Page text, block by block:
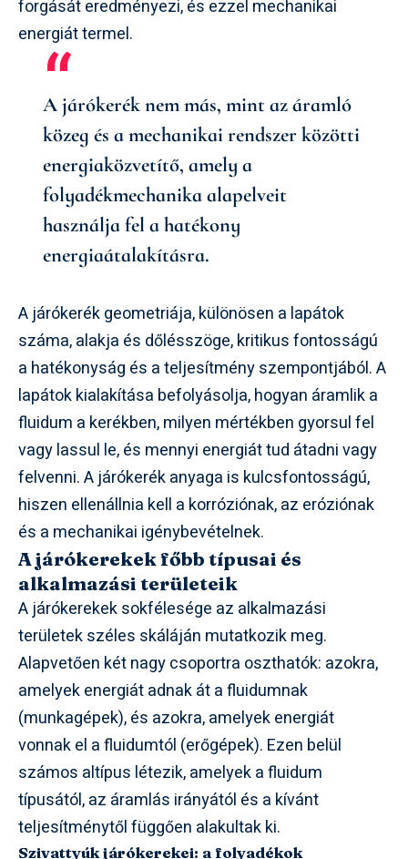
forgását eredményezi, és ezzel mechanikai
energiát termel.
A járókerék nem más, mint az áramló
közeg és a mechanikai rendszer közötti
energiaközvetítő, amely a
folyadékmechanika alapelveit
használja fel a hatékony
energiaátalakításra.
A járókerék geometriája, különösen a lapátok
száma, alakja és dőlésszöge, kritikus fontosságú
a hatékonyság és a teljesítmény szempontjából. A
lapátok kialakítása befolyásolja, hogyan áramlik a
fluidum a kerékben, milyen mértékben gyorsul fel
vagy lassul le, és mennyi energiát tud átadni vagy
felvenni. A járókerék anyaga is kulcsfontosságú,
hiszen ellenállnia kell a korróziónak, az eróziónak
és a mechanikai igénybevételnek.
A járókerekek főbb típusai és
alkalmazási területeik
A járókerekek sokfélesége az alkalmazási
területek széles skáláján mutatkozik meg.
Alapvetően két nagy csoportra oszthatók: azokra,
amelyek energiát adnak át a fluidumnak
(munkagépek), és azokra, amelyek energiát
vonnak el a fluidumtól (erőgépek). Ezen belül
számos altípus létezik, amelyek a fluidum
típusától, az áramlás irányától és a kívánt
teljesítménytől függően alakultak ki.
Szivattyúk járókerekei: a folyadékok